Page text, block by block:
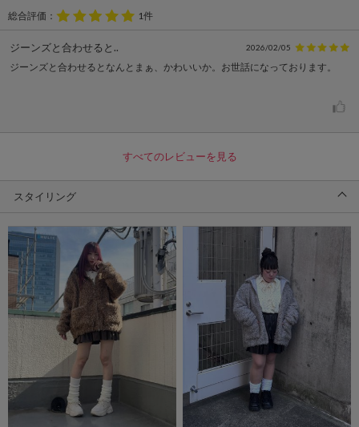
総合評価： 1件
ジーンズと合わせると.. 2026/02/05
ジーンズと合わせるとなんとまぁ、かわいいか。お世話になっております。
すべてのレビューを見る
スタイリング